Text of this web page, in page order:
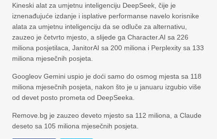
Kineski alat za umjetnu inteligenciju DeepSeek, čije je
iznenađujuće izdanje i isplative performanse navelo korisnike
alata za umjetnu inteligenciju da se odluče za alternativu,
zauzeo je četvrto mjesto, a slijede ga Character.AI sa 226
miliona posjetilaca, JanitorAI sa 200 miliona i Perplexity sa 133
miliona mjesečnih posjeta.
Googleov Gemini uspio je doći samo do osmog mjesta sa 118
miliona mjesečnih posjeta, nakon što je u januaru izgubio više
od devet posto prometa od DeepSeeka.
Remove.bg je zauzeo deveto mjesto sa 112 miliona, a Claude
deseto sa 105 miliona mjesečnih posjeta.